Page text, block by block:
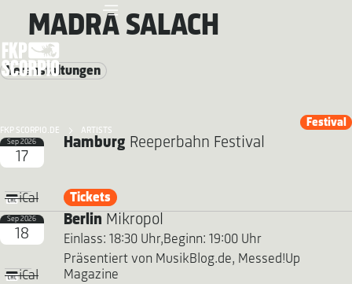
FKP SCORPIO.DE ARTISTS
MADRA SALACH
Veranstaltungen
Sep 2026
17
iCal
Festival
Hamburg Reeperbahn Festival
Tickets
Sep 2026
18
iCal
Berlin Mikropol
Einlass: 18:30 Uhr,Beginn: 19:00 Uhr
Präsentiert von MusikBlog.de, Messed!Up
Magazine